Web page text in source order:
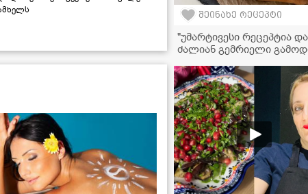
შეინახე რეცეპტი
"უმარტივესი რეცეპტია
ძალიან გემრიელი
ვიდეორეცეპტი